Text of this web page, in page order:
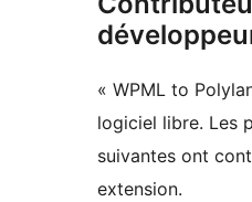
« WPML to
logiciel libre. Les
suivantes ont
extension.